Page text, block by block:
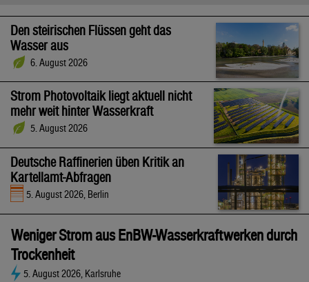
Den steirischen Flüssen geht das
Wasser aus
6. August 2026
Strom Photovoltaik liegt aktuell nicht
mehr weit hinter Wasserkraft
5. August 2026
Deutsche Raffinerien üben Kritik an
Kartellamt-Abfragen
5. August 2026, Berlin
Weniger Strom aus EnBW-Wasserkraftwerken durch
Trockenheit
5. August 2026, Karlsruhe